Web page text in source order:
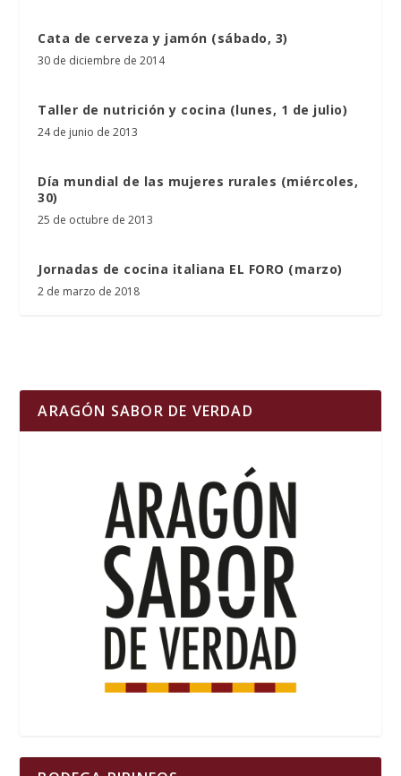
Cata de cerveza y jamón (sábado, 3)
30 de diciembre de 2014
Taller de nutrición y cocina (lunes, 1 de julio)
24 de junio de 2013
Día mundial de las mujeres rurales (miércoles,
30)
25 de octubre de 2013
Jornadas de cocina italiana EL FORO (marzo)
2 de marzo de 2018
ARAGÓN SABOR DE VERDAD